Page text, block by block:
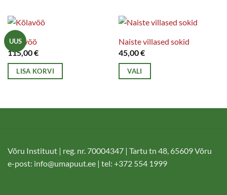
UUS
Kõlavöö
115,00€
LISA KORVI
Naiste villased sokid
45,00€
VALI
on
Valikuid
saab
Võru Instituut | reg. nr. 70004347 | Tartu tn 48, 65609 Võru
e-post: info@umapuut.ee | tel: +372 554 1999